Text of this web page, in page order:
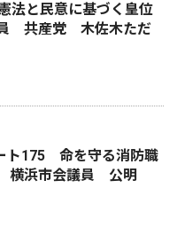
法と民意に基づく皇位
共産党 木佐木ただ
ト175 命を守る消防職
横浜市会議員 公明